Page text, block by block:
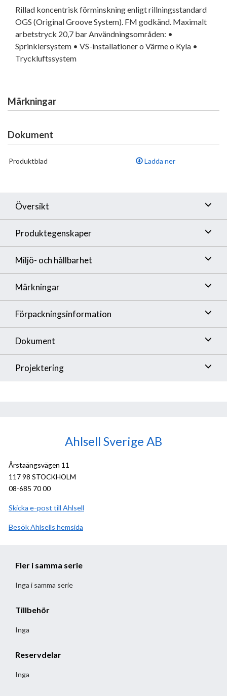
Rillad koncentrisk förminskning enligt rillningsstandard
OGS (Original Groove System). FM godkänd. Maximalt
arbetstryck 20,7 bar Användningsområden: •
Sprinklersystem • VS-installationer o Värme o Kyla •
Tryckluftssystem
Märkningar
Dokument
Produktblad Ladda ner
Översikt
Produktegenskaper
Miljö- och hållbarhet
Märkningar
Förpackningsinformation
Dokument
Projektering
Ahlsell Sverige AB
Årstaängsvägen 11
117 98 STOCKHOLM
08-685 70 00
Skicka e-post till Ahlsell
BesökAhlsell hemsida
Fler i samma serie
Inga i samma serie
Tillbehör
Inga
Reservdelar
Inga